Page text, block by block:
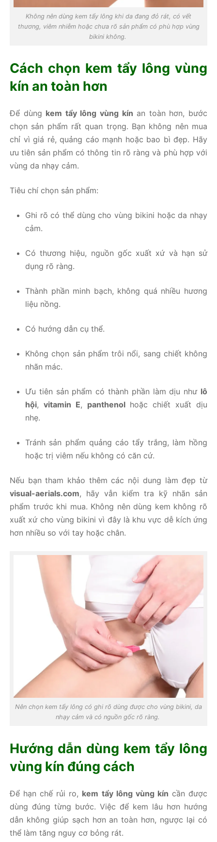
Không nên dùng kem tẩy lông khi da đang đỏ rát, có vết
thương, viêm nhiễm hoặc chưa rõ sản phẩm có phù hợp vùng
bikini không.
Cách chọn kem tẩy lông vùng
kín an toàn hơn
Để dùng kem tẩy lông vùng kín an toàn hơn, bước
chọn sản phẩm rất quan trọng. Bạn không nên mua
chỉ vì giá rẻ, quảng cáo mạnh hoặc bao bì đẹp. Hãy
ưu tiên sản phẩm có thông tin rõ ràng và phù hợp với
vùng da nhạy cảm.
Tiêu chí chọn sản phẩm:
Ghi rõ có thể dùng cho vùng bikini hoặc da nhạy
cảm.
Có thương hiệu, nguồn gốc xuất xứ và hạn sử
dụng rõ ràng.
Thành phần minh bạch, không quá nhiều hương
liệu nồng.
Có hướng dẫn cụ thể.
Không chọn sản phẩm trôi nổi, sang chiết không
nhãn mác.
Ưu tiên sản phẩm có thành phần làm dịu như lô
hội, vitamin E, panthenolhoặc chiết xuất dịu
nhẹ.
Tránh sản phẩm quảng cáo tẩy trắng, làm hồng
hoặc trị viêm nếu không có căn cứ.
Nếu bạn tham khảo thêm các nội dung làm đẹp từ
visual-aerials.com, hãy vẫn kiểm tra kỹ nhãn sản
phẩm trước khi mua. Không nên dùng kem không rõ
xuất xứ cho vùng bikini vì đây là khu vực dễ kích ứng
hơn nhiều so với tay hoặc chân.
Nên chọn kem tẩy lông có ghi rõ dùng được cho vùng bikini, da
nhạy cảm và có nguồn gốc rõ ràng.
Hướng dẫn dùng kem tẩy lông
vùng kín đúng cách
Để hạn chế rủi ro, kem tẩy lông vùng kín cần được
dùng đúng từng bước. Việc để kem lâu hơn hướng
dẫn không giúp sạch hơn an toàn hơn, ngược lại có
thể làm tăng nguy cơ bỏng rát.